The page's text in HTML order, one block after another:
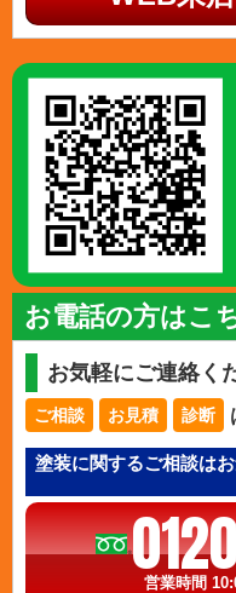
お電話の方はこ
お気軽にご連絡く
ご相談 お見積 診断
塗装に関するご相談は
営業時間